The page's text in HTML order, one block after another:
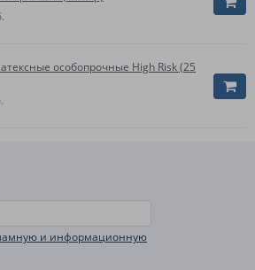
особопрочные High Risk (25
и информационную